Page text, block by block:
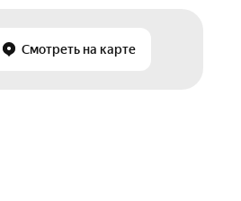
Смотреть на карте